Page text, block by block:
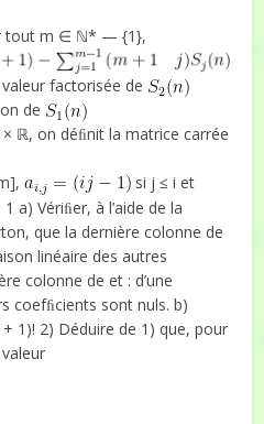
tout m ∈ ℕ* — {1},
factorisée de
de
ℝ, on déﬁnit la matrice carrée
si j ≤ i et
a) Vériﬁer, à l’aide de la
que la dernière colonne de
linéaire des autres
colonne de et : d’une
coefﬁcients sont nuls. b)
1)! 2) Déduire de 1) que, pour